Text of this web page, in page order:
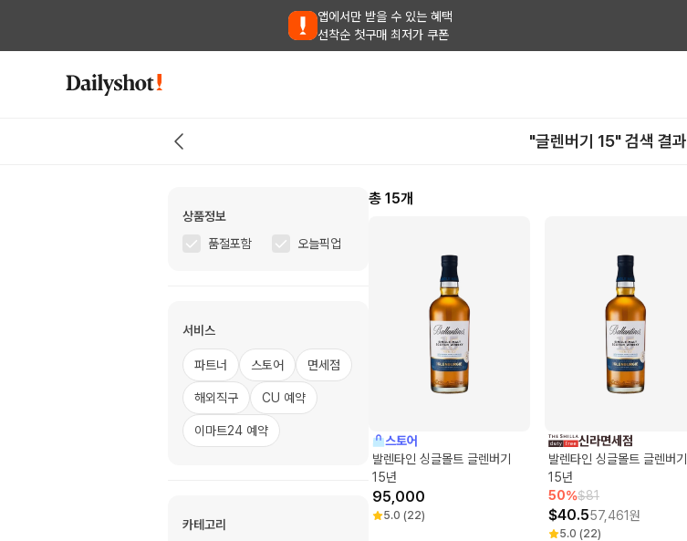
앱에서만 받을 수 있는 혜택
선착순 첫구매 최저가 쿠폰
"글렌버기 15" 검색 결과
상품정보
품절포함
오늘픽업
서비스
파트너 스토어 면세점
해외직구 CU 예약
이마트24 예약
카테고리
총 15개
스토어
발렌타인 싱글몰트 글렌버기
15년
95,000
5.0 (22)
신라면세점
발렌타인 싱글몰트 글렌버기
15년
50%$81
$40.557,461원
5.0 (22)